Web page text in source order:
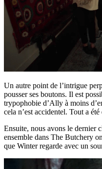
Un autre point de l’intrigue
pousser ses boutons. Il est
trypophobie d’Ally à moins
cela n’est accidentel. Tout a
Ensuite, nous avons le dernier
ensemble dans The Butchery
que Winter regarde avec un